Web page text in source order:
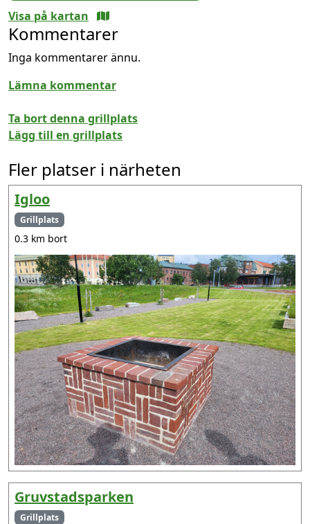
Visa på kartan
Kommentarer
Inga kommentarer ännu.
Lämna kommentar
Ta bort denna grillplats
Lägg till en grillplats
Fler platser i närheten
Igloo
Grillplats
0.3 km bort
Gruvstadsparken
Grillplats